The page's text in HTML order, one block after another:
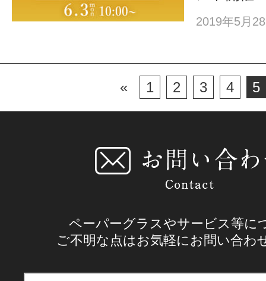
2019年5月
« 1 2 3 4 5
ペーパーグラスやサービス等に
ご不明な点はお気軽にお問い合わ